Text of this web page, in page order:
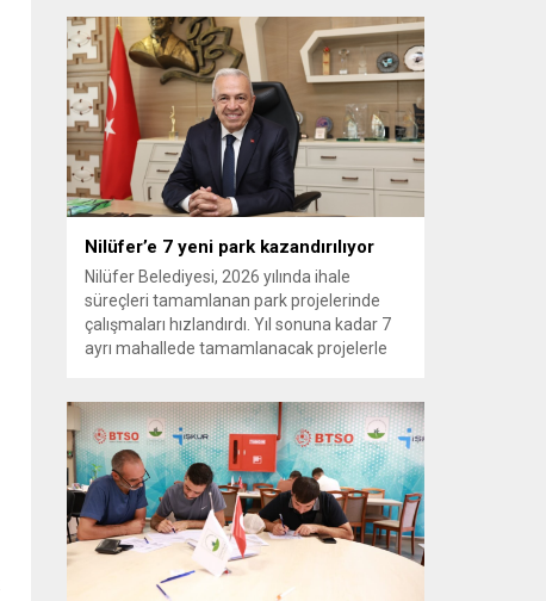
programında, “Bursa’mızın ulaşım ve
turizm master planlarını vatandaşlarımızın
konforunu ve güvenliğini esas alarak
hazırlıyoruz. Çevre düzeni planı
çalışmalarımızı da şehrimizin gelecek
yıllardaki gelişimini bütüncül bir anlayışla
yönlendirecek şekilde sürdürüyoruz. KOBİ
OSB de...
Nilüfer’e 7 yeni park kazandırılıyor
Nilüfer Belediyesi, 2026 yılında ihale
süreçleri tamamlanan park projelerinde
çalışmaları hızlandırdı. Yıl sonuna kadar 7
ayrı mahallede tamamlanacak projelerle
Belediyesi, ilçe genelinde kişi başına düşen
yeşil alan miktarını artırmak ve
vatandaşlara yeni yaşam alanları sunmak
amacıyla yürüttüğü park çalışmalarını
sürdürüyor....